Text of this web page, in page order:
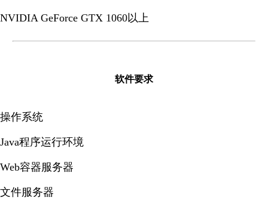
NVIDIA GeForce GTX 1060以上
软件要求
操作系统
Java程序运行环境
Web容器服务器
文件服务器